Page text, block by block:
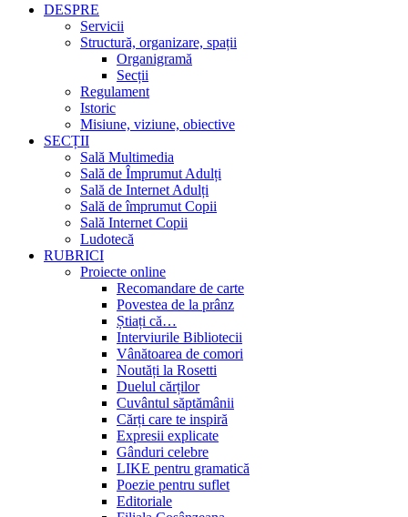
DESPRE
Servicii
Structură, organizare, spații
Organigramă
Secții
Regulament
Istoric
Misiune, viziune, obiective
SECȚII
Sală Multimedia
Sală de Împrumut Adulți
Sală de Internet Adulți
Sală de împrumut Copii
Sală Internet Copii
Ludotecă
RUBRICI
Proiecte online
Recomandare de carte
Povestea de la prânz
Știați că…
Interviurile Bibliotecii
Vânătoarea de comori
Noutăți la Rosetti
Duelul cărților
Cuvântul săptămânii
Cărți care te inspiră
Expresii explicate
Gânduri celebre
LIKE pentru gramatică
Poezie pentru suflet
Editoriale